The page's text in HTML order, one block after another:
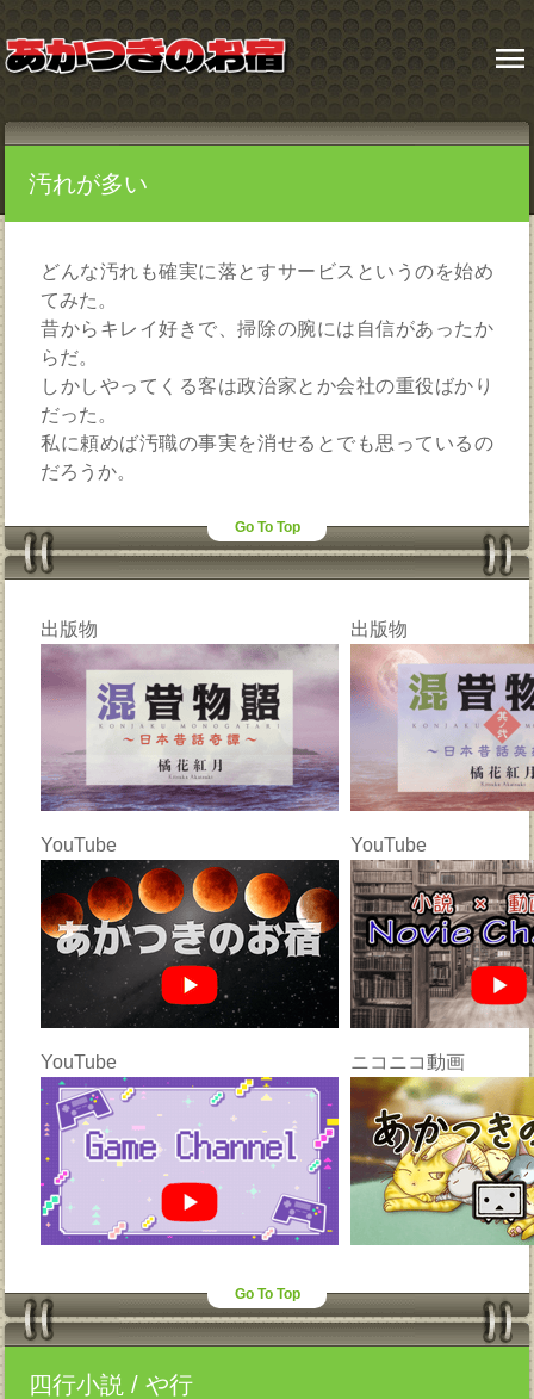
menu
汚れが多い
どんな汚れも確実に落とすサービスというのを始め
てみた。
昔からキレイ好きで、掃除の腕には自信があったか
らだ。
しかしやってくる客は政治家とか会社の重役ばかり
だった。
私に頼めば汚職の事実を消せるとでも思っているの
だろうか。
Go To Top
出版物 出版物
YouTube YouTube
YouTube ニコニコ動画
Go To Top
四行小説 / や行